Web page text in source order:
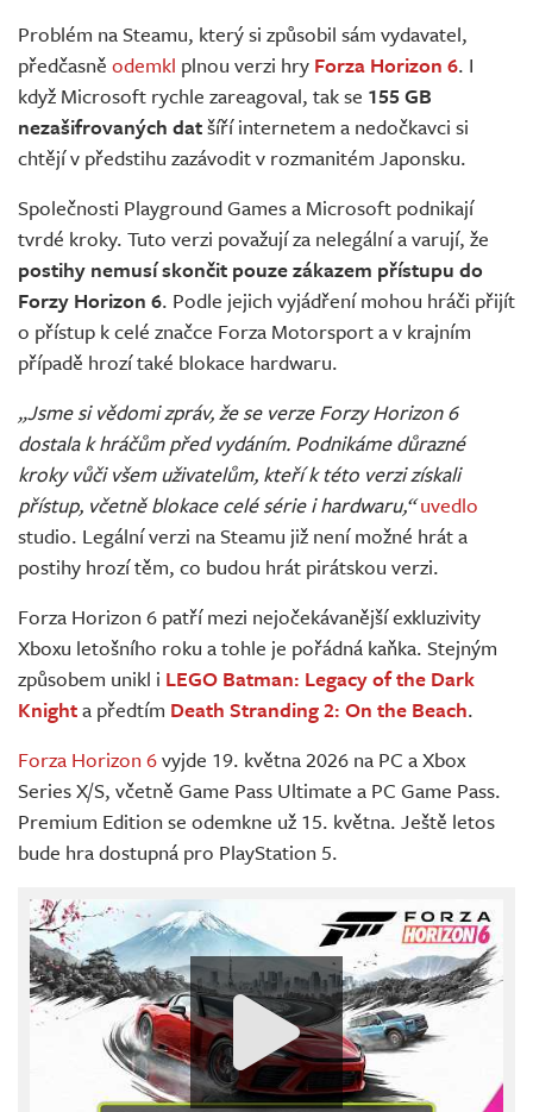
Živě
Problém na Steamu, který si způsobil sám vydavatel,
předčasně odemkl plnou verzi hry Forza Horizon 6. I
když Microsoft rychle zareagoval, tak se 155 GB
nezašifrovaných datšíří internetem a nedočkavci si
chtějí v předstihu zazávodit v rozmanitém Japonsku.
Společnosti Playground Games a Microsoft podnikají
tvrdé kroky. Tuto verzi považují za nelegální a varují, že
postihy nemusí skončit pouze zákazem přístupu do
Forzy Horizon 6. Podle jejich vyjádření mohou hráči přijít
o přístup k celé značce Forza Motorsport a v krajním
případě hrozí také blokace hardwaru.
„Jsme si vědomi zpráv, že se verze Forzy Horizon 6
dostala k hráčům před vydáním. Podnikáme důrazné
kroky vůči všem uživatelům, kteří k této verzi získali
přístup, včetně blokace celé série i hardwaru,“ uvedlo
studio. Legální verzi na Steamu již není možné hrát a
postihy hrozí těm, co budou hrát pirátskou verzi.
Forza Horizon 6 patří mezi nejočekávanější exkluzivity
Xboxu letošního roku a tohle je pořádná kaňka. Stejným
způsobem unikl i LEGO Batman: Legacy of the Dark
Knighta předtím Death Stranding 2: On the Beach.
Forza Horizon 6vyjde 19. května 2026 na PC a Xbox
Series X/S, včetně Game Pass Ultimate a PC Game Pass.
Premium Edition se odemkne už 15. května. Ještě letos
bude hra dostupná pro PlayStation 5.